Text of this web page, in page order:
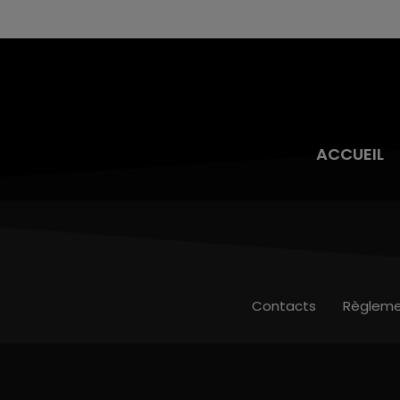
ACCUEIL
Contacts